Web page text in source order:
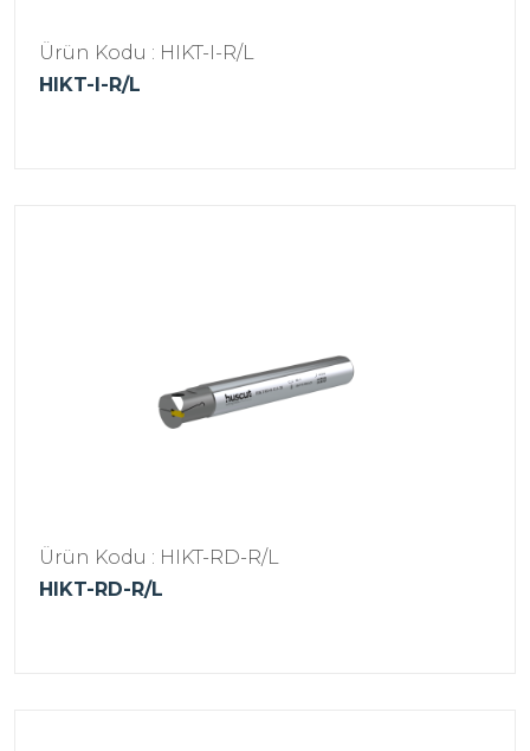
Ürün Kodu : HIKT-I-R/L
HIKT-I-R/L
Ürün Kodu : HIKT-RD-R/L
HIKT-RD-R/L